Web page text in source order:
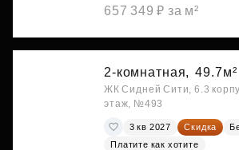
657 349 ₽ за м²
2-комнатная, 49.7м²
ЖК Сидней Сити, 6.3
этаж, №493
3 кв 2027 Скидка
Платите как хотите